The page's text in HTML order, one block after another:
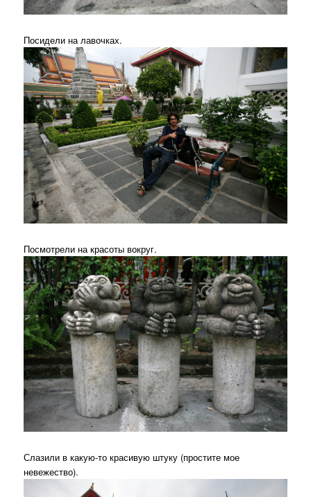
Посидели на лавочках.
Посмотрели на красоты вокруг.
Слазили в какую-то красивую штуку (простите мое
невежество).